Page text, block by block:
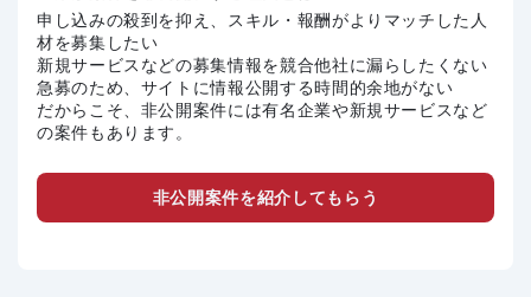
申し込みの殺到を抑え、スキル・報酬がよりマッチした人
材を募集したい
新規サービスなどの募集情報を競合他社に漏らしたくない
急募のため、サイトに情報公開する時間的余地がない
だからこそ、非公開案件には有名企業や新規サービスなど
の案件もあります。
非公開案件を紹介してもらう